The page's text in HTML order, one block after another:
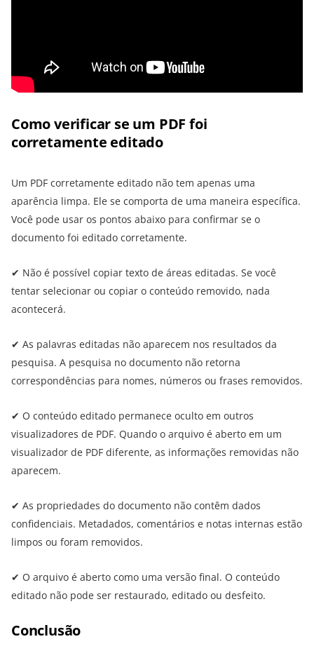
Como verificar se um PDF foi
corretamente editado
Um PDF corretamente editado não tem apenas uma
aparência limpa. Ele se comporta de uma maneira específica.
Você pode usar os pontos abaixo para confirmar se o
documento foi editado corretamente.
✔ Não é possível copiar texto de áreas editadas. Se você
tentar selecionar ou copiar o conteúdo removido, nada
acontecerá.
✔ As palavras editadas não aparecem nos resultados da
pesquisa. A pesquisa no documento não retorna
correspondências para nomes, números ou frases removidos.
✔ O conteúdo editado permanece oculto em outros
visualizadores de PDF. Quando o arquivo é aberto em um
visualizador de PDF diferente, as informações removidas não
aparecem.
✔ As propriedades do documento não contêm dados
confidenciais. Metadados, comentários e notas internas estão
limpos ou foram removidos.
✔ O arquivo é aberto como uma versão final. O conteúdo
editado não pode ser restaurado, editado ou desfeito.
Conclusão